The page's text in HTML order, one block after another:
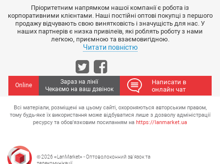
Пріоритетним напрямком нашої компанії є робота із
корпоративними клієнтами. Наші постійні оптові покупці з першого
продажу відчувають свою винятковість і значущість для нас. У
наших партнерів є низка привілеїв, які роблять роботу з нами
легкою, приємною та взаємовигідною.
Читати повністю
Online
Зараз на лінії
Чекаємо на ваш дзвінок
Написати в
онлайн чат
© 2026 «LanMarket» - Оптоволоконний зв'язок та
Всі матеріали, розміщені на цьому сайті, охороняються авторським правом,
тому будь-яке їх використання може відбуватися лише з дозволу адміністрації
ресурсу та обов'язковим посиланням на https://lanmarket.ua